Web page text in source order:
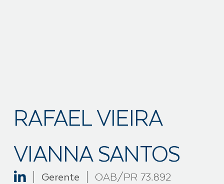
RAFAEL VIEIRA
VIANNA SANTOS
Gerente OAB/PR 73.892